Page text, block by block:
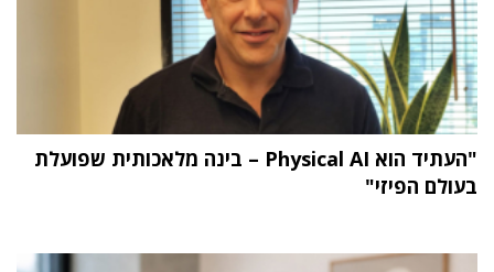
"העתיד הוא Physical AI – בינה מלאכותית שפועלת
בעולם הפיזי"